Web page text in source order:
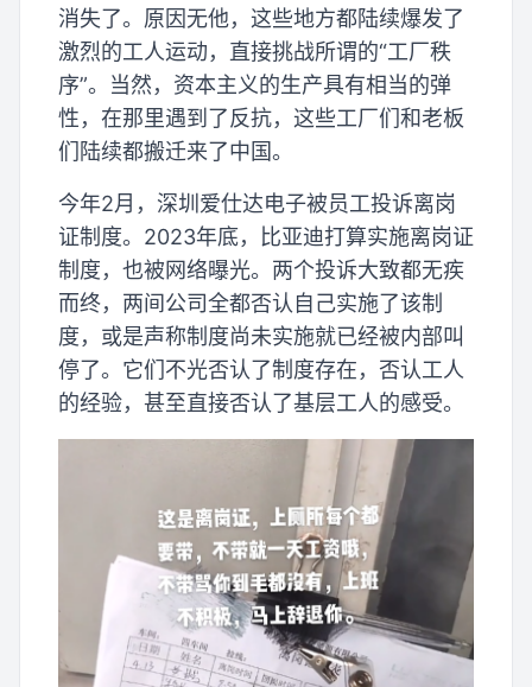
消失了。原因无他，这些地方都陆续爆发了
激烈的工人运动，直接挑战所谓的“工厂秩
序”。当然，资本主义的生产具有相当的弹
性，在那里遇到了反抗，这些工厂们和老板
们陆续都搬迁来了中国。
今年2月，深圳爱仕达电子被员工投诉离岗
证制度。2023年底，比亚迪打算实施离岗证
制度，也被网络曝光。两个投诉大致都无疾
而终，两间公司全都否认自己实施了该制
度，或是声称制度尚未实施就已经被内部叫
停了。它们不光否认了制度存在，否认工人
的经验，甚至直接否认了基层工人的感受。